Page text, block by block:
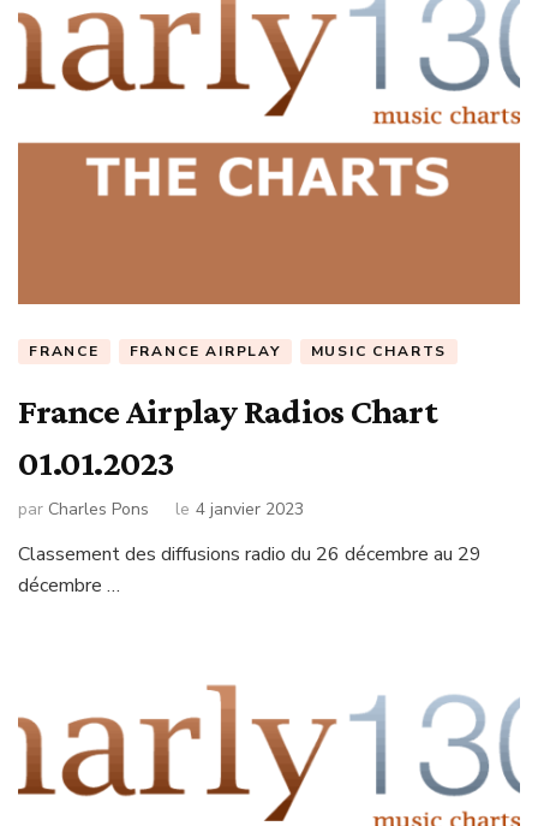
FRANCE FRANCE AIRPLAY MUSIC CHARTS
France Airplay Radios Chart
01.01.2023
par Charles Pons le 4 janvier 2023
Classement des diffusions radio du 26 décembre au 29
décembre …